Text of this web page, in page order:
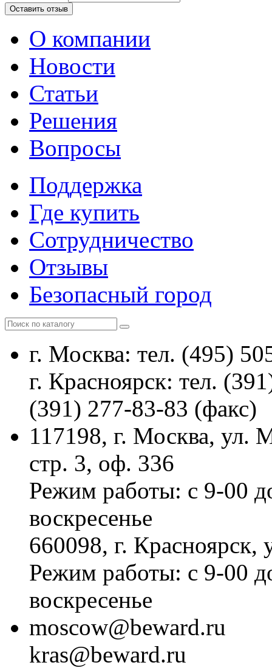
Оставить отзыв
О компании
Новости
Статьи
Решения
Вопросы
Поддержка
Где купить
Сотрудничество
Отзывы
Безопасный город
г. Москва: тел. (495)
г. Красноярск: тел.
(391) 277-83-83 (факс)
117198, г. Москва, ул.
стр. 3, оф. 336
Режим работы: с 9-00
воскресенье
660098, г.
Режим работы: с 9-00
воскресенье
moscow@beward.ru
kras@beward.ru